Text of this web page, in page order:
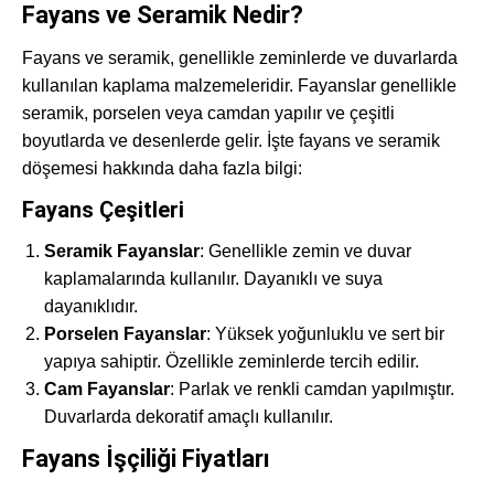
Fayans ve Seramik Nedir?
Fayans ve seramik, genellikle zeminlerde ve duvarlarda
kullanılan kaplama malzemeleridir. Fayanslar genellikle
seramik, porselen veya camdan yapılır ve çeşitli
boyutlarda ve desenlerde gelir. İşte fayans ve seramik
döşemesi hakkında daha fazla bilgi:
Fayans Çeşitleri
Seramik Fayanslar: Genellikle zemin ve duvar
kaplamalarında kullanılır. Dayanıklı ve suya
dayanıklıdır.
Porselen Fayanslar: Yüksek yoğunluklu ve sert bir
yapıya sahiptir. Özellikle zeminlerde tercih edilir.
Cam Fayanslar: Parlak ve renkli camdan yapılmıştır.
Duvarlarda dekoratif amaçlı kullanılır.
Fayans İşçiliği Fiyatları